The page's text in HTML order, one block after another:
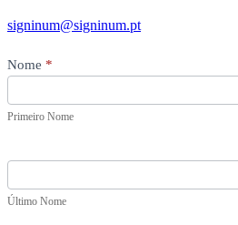
signinum@signinum.pt
Contact
Us
Nome *
Primeiro Nome
Último Nome